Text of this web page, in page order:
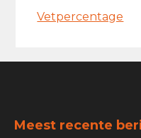
Vetpercentage
Meest recente